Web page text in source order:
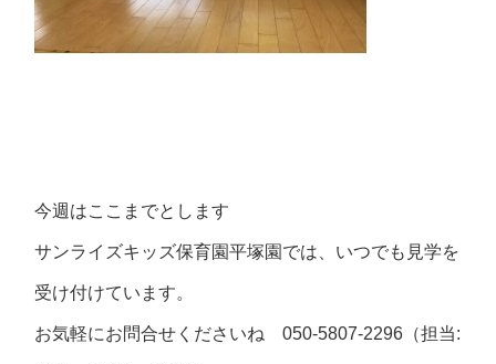
今週はここまでとします
サンライズキッズ保育園平塚園では、いつでも見学を
受け付けています。
お気軽にお問合せくださいね050-5807-2296 （担当: